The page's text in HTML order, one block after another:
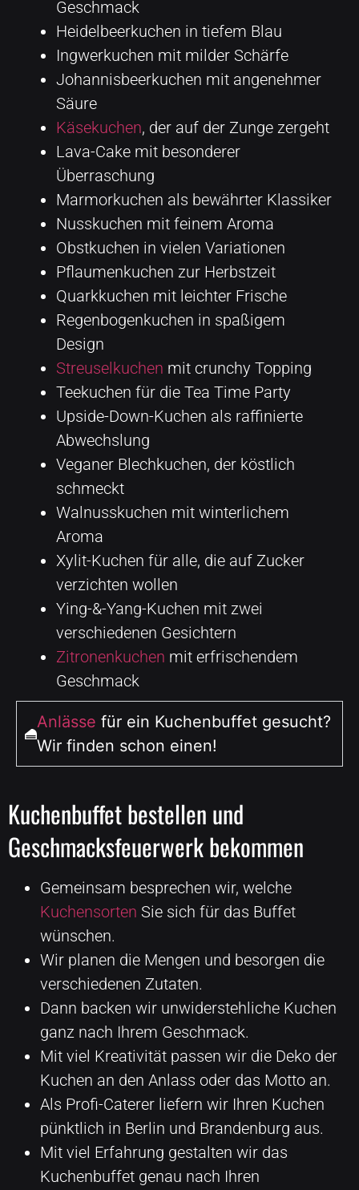
Geschmack
Heidelbeerkuchen in tiefem Blau
Ingwerkuchen mit milder Schärfe
Johannisbeerkuchen mit angenehmer
Säure
Käsekuchen, der auf der Zunge zergeht
Lava-Cake mit besonderer
Überraschung
Marmorkuchen als bewährter Klassiker
Nusskuchen mit feinem Aroma
Obstkuchen in vielen Variationen
Pflaumenkuchen zur Herbstzeit
Quarkkuchen mit leichter Frische
Regenbogenkuchen in spaßigem
Design
Streuselkuchen mit crunchy Topping
Teekuchen für die Tea Time Party
Upside-Down-Kuchen als raffinierte
Abwechslung
Veganer Blechkuchen, der köstlich
schmeckt
Walnusskuchen mit winterlichem
Aroma
Xylit-Kuchen für alle, die auf Zucker
verzichten wollen
Ying-&-Yang-Kuchen mit zwei
verschiedenen Gesichtern
Zitronenkuchen mit erfrischendem
Geschmack
Anlässe für ein Kuchenbuffet gesucht?
Wir finden schon einen!
Kuchenbuffet bestellen und
Geschmacksfeuerwerk bekommen
Gemeinsam besprechen wir, welche
Kuchensorten Sie sich für das Buffet
wünschen.
Wir planen die Mengen und besorgen die
verschiedenen Zutaten.
Dann backen wir unwiderstehliche Kuchen
ganz nach Ihrem Geschmack.
Mit viel Kreativität passen wir die Deko der
Kuchen an den Anlass oder das Motto an.
Als Profi-Caterer liefern wir Ihren Kuchen
pünktlich in Berlin und Brandenburg aus.
Mit viel Erfahrung gestalten wir das
Kuchenbuffet genau nach Ihren